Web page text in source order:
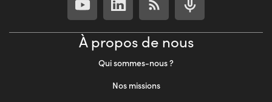
À propos de nous
Qui sommes-nous ?
Nos missions